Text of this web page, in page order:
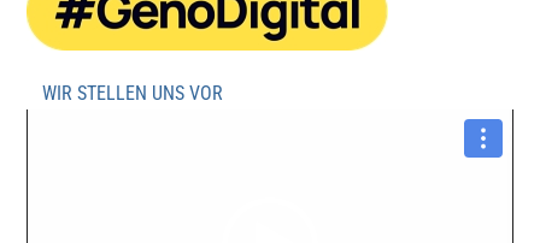
WIR STELLEN UNS VOR